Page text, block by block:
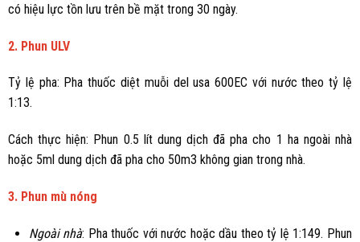
có hiệu lực tồn lưu trên bề mặt trong 30 ngày.
2. Phun ULV
Tỷ lệ pha: Pha thuốc diệt muỗi del usa 600EC với nước theo tỷ lệ
1:13.
Cách thực hiện: Phun 0.5 lít dung dịch đã pha cho 1 ha ngoài nhà
hoặc 5ml dung dịch đã pha cho 50m3 không gian trong nhà.
3. Phun mù nóng
Ngoài nhà: Pha thuốc với nước hoặc dầu theo tỷ lệ 1:149. Phun